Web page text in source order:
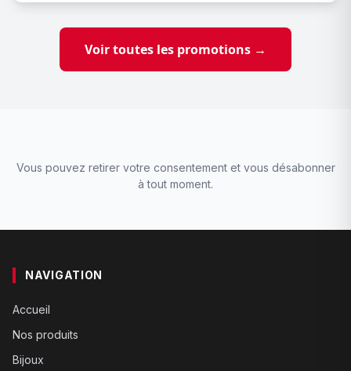
Voir toutes les promotions →
Vous pouvez retirer votre consentement et vous désabonner
à tout moment.
NAVIGATION
Accueil
Nos produits
Bijoux